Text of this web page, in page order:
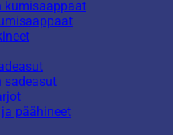
kumisaappaat
sadeasut
päähineet